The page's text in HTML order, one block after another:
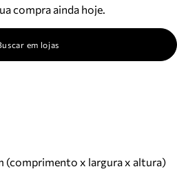
compra ainda hoje.
em lojas
(comprimento x largura x altura)